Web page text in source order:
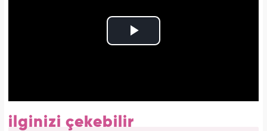
ilginizi çekebilir